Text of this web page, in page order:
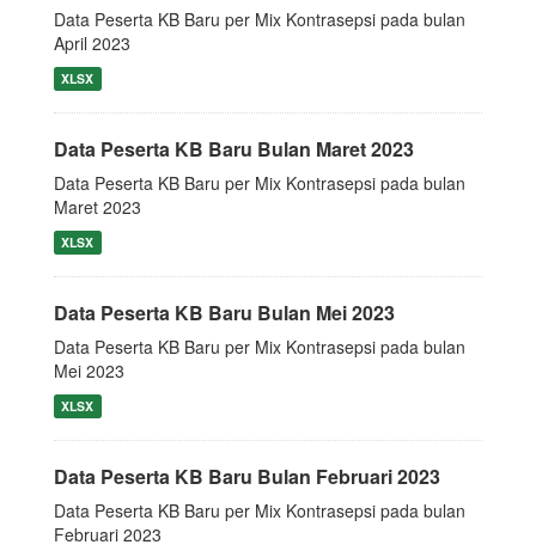
Data Peserta KB Baru per Mix Kontrasepsi pada bulan
April 2023
XLSX
Data Peserta KB Baru Bulan Maret 2023
Data Peserta KB Baru per Mix Kontrasepsi pada bulan
Maret 2023
XLSX
Data Peserta KB Baru Bulan Mei 2023
Data Peserta KB Baru per Mix Kontrasepsi pada bulan
Mei 2023
XLSX
Data Peserta KB Baru Bulan Februari 2023
Data Peserta KB Baru per Mix Kontrasepsi pada bulan
Februari 2023